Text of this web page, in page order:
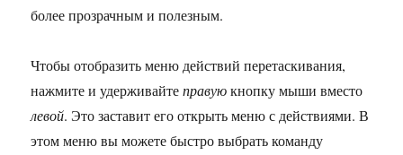
более прозрачным и полезным.
Чтобы отобразить меню действий перетаскивания,
нажмите и удерживайтеправуюкнопку мыши вместо
левой. Это заставит его открыть меню с действиями. В
этом меню вы можете быстро выбрать команду